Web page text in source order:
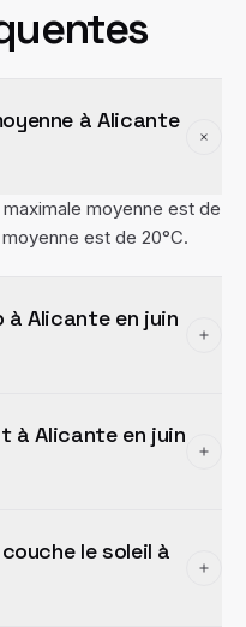
à Alicante
moyenne est de
est de 20°C.
Alicante en juin
à Alicante en juin
le soleil à